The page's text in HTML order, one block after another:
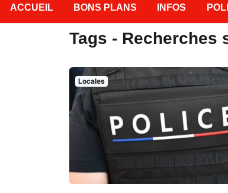
ACCUEIL BONS PLANS INFOS
Tags - Recherches
Locales